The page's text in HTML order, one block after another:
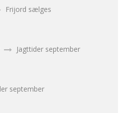
Frijord sælges
Jagttider september
september